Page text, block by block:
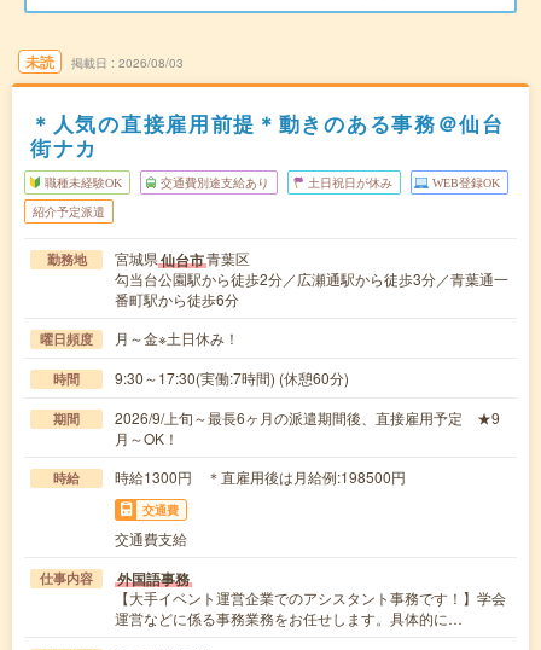
未読 掲載日 2026/08/03
＊人気の直接雇用前提＊動きのある事務＠仙台
街ナカ
職種未経験OK 交通費別途支給あり 土日祝日が休み WEB登録OK
紹介予定派遣
勤務地 宮城県仙台市青葉区
勾当台公園駅から徒歩2分／広瀬通駅から徒歩3分／青葉通一
番町駅から徒歩6分
曜日頻度 月～金※土日休み！
時間 9:30～17:30(実働:7時間) (休憩60分)
期間
2026/9/上旬～最長6ヶ月の派遣期間後、直接雇用予定 ★9
月～OK！
時給 時給1300円 ＊直雇用後は月給例:198500円
交通費
交通費支給
仕事内容 外国語事務
【大手イベント運営企業でのアシスタント事務です！】学会
運営などに係る事務業務をお任せします。具体的に…